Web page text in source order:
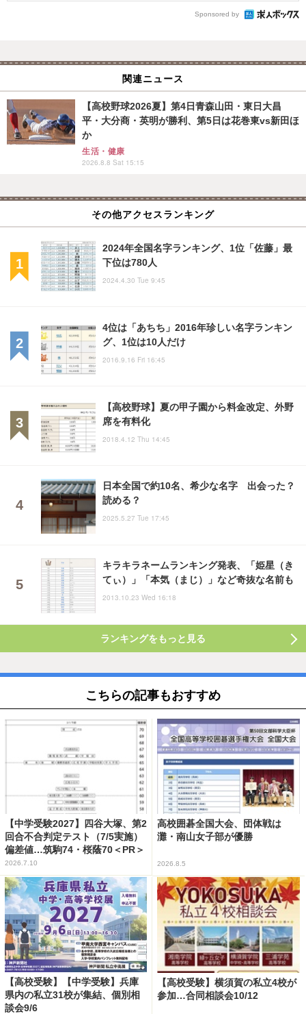
Sponsored by
関連ニュース
【高校野球2026夏】第4日青森山田・東日大昌
平・大分商・英明が勝利、第5日は花巻東vs新田ほ
か
生活・健康
2026.8.8 Sat 15:15
その他アクセスランキング
2024年全国名字ランキング、1位「佐藤」最
下位は780人
2024.4.30 Tue 9:45
4位は「あちち」2016年珍しい名字ランキン
グ、1位は10人だけ
2016.9.16 Fri 16:45
【高校野球】夏の甲子園から料金改定、外野
席を有料化
2018.4.12 Thu 14:45
日本全国で約10名、希少な名字 出会った？
読める？
2025.5.27 Tue 17:45
キラキラネームランキング発表、「姫星（き
てぃ）」「本気（まじ）」など奇抜な名前も
2013.10.23 Wed 16:18
ランキングをもっと見る
こちらの記事もおすすめ
【中学受験2027】四谷大塚、第2
回合不合判定テスト（7/5実施）
偏差値…筑駒74・桜蔭70＜PR＞
2026.7.10
高校囲碁全国大会、団体戦は
灘・南山女子部が優勝
2026.8.5
【高校受験】【中学受験】兵庫
県内の私立31校が集結、個別相
談会9/6
【高校受験】横須賀の私立4校が
参加…合同相談会10/12